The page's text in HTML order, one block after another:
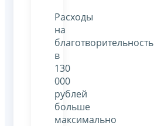
Расходы
на
благотворительность
в
130
000
рублей
больше
максимально